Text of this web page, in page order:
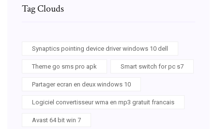
Tag Clouds
Synaptics pointing device driver windows 10 dell
Theme go sms pro apk Smart switch for pc s7
Partager ecran en deux windows 10
Logiciel convertisseur wma en mp3 gratuit francais
Avast 64 bit win 7